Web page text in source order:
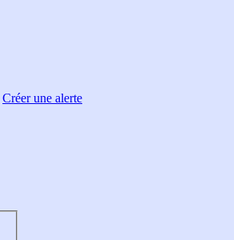
Créer une alerte